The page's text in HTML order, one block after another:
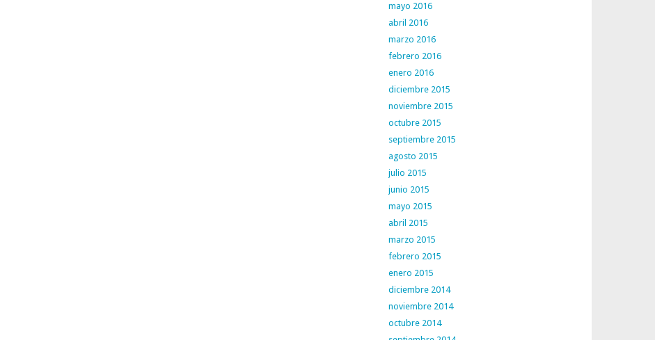
mayo 2016
abril 2016
marzo 2016
febrero 2016
enero 2016
diciembre 2015
noviembre 2015
octubre 2015
septiembre 2015
agosto 2015
julio 2015
junio 2015
mayo 2015
abril 2015
marzo 2015
febrero 2015
enero 2015
diciembre 2014
noviembre 2014
octubre 2014